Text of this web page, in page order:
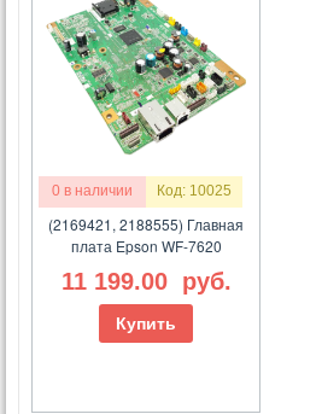
0 в наличии Код: 10025
(2169421, 2188555) Главная
плата Epson WF-7620
11 199.00 руб.
Купить